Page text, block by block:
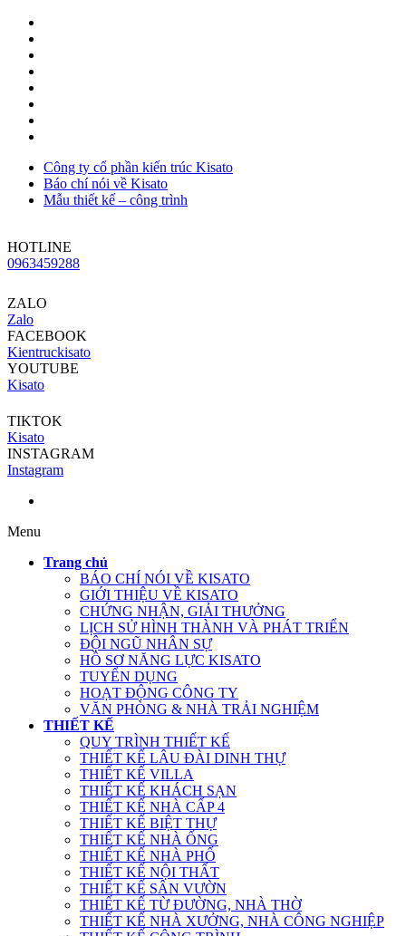
Công ty cổ phần kiến trúc Kisato
Báo chí nói về Kisato
Mẫu thiết kế – công trình
HOTLINE
0963459288
ZALO
Zalo
FACEBOOK
Kientruckisato
YOUTUBE
Kisato
TIKTOK
Kisato
INSTAGRAM
Instagram
Menu
Trang chủ
BÁO CHÍ NÓI VỀ KISATO
GIỚI THIỆU VỀ KISATO
CHỨNG NHẬN, GIẢI THƯỞNG
LỊCH SỬ HÌNH THÀNH VÀ PHÁT TRIỂN
ĐỘI NGŨ NHÂN SỰ
HỒ SƠ NĂNG LỰC KISATO
TUYỂN DỤNG
HOẠT ĐỘNG CÔNG TY
VĂN PHÒNG & NHÀ TRẢI NGHIỆM
THIẾT KẾ
QUY TRÌNH THIẾT KẾ
THIẾT KẾ LÂU ĐÀI DINH THỰ
THIẾT KẾ VILLA
THIẾT KẾ KHÁCH SẠN
THIẾT KẾ NHÀ CẤP 4
THIẾT KẾ BIỆT THỰ
THIẾT KẾ NHÀ ỐNG
THIẾT KẾ NHÀ PHỐ
THIẾT KẾ NỘI THẤT
THIẾT KẾ SÂN VƯỜN
THIẾT KẾ TỪ ĐƯỜNG, NHÀ THỜ
THIẾT KẾ NHÀ XƯỞNG, NHÀ CÔNG NGHIỆP